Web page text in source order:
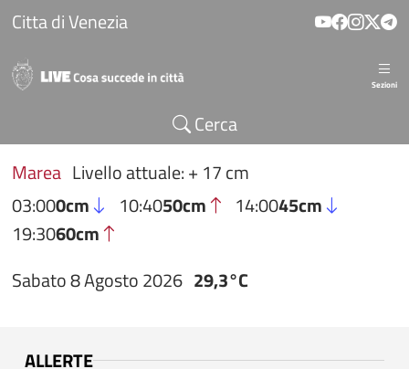
Salta al contenuto principale
Citta di Venezia
Sezioni
Cerca
Marea Livello attuale: + 17 cm
03:000cm 10:4050cm 14:0045cm
19:3060cm
Sabato 8 Agosto 2026 29,3°C
ALLERTE